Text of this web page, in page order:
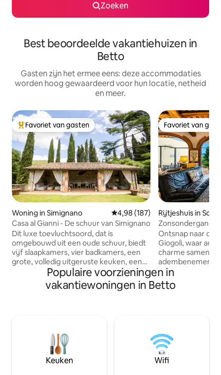
Zoeken
Best beoordeelde vakantiehuizen in
Betto
Gasten zijn het ermee eens: deze accommodaties
worden hoog gewaardeerd voor hun locatie, netheid
en meer.
Topfavoriet van gasten
Favoriet van gasten
Woning in Simignano Gemiddelde beoordeling van
4,98 (187)
Casa al Gianni - De schuur van Simignano
Dit luxe toevluchtsoord, dat is
omgebouwd uit een oude schuur, biedt
vijf slaapkamers, vier badkamers, een
grote, volledig uitgeruste keuken, een
ruime woonkamer, een grote privétuin
met parkeerplaats, een bubbelbad, een
patio met banken, een barbecue, een
Perfect voor gezinnen of groepen, met
de belofte van magische avonden onder
de sterren, inclusief ontspanning in de
hottub en diners in de buitenlucht. Een
Favoriet van
Favoriet van
Rijtjeshuis in
Zonsondergang
Florence • Giogoli
Ontsnap naar de
Giogoli, waar
charme
adembenemend
Dit elegante huis
minuten van het
platteland van de
van het
Omgeven door
de meest
regio, is het het
Populaire voorzieningen in
vakantiewoningen in Betto
Keuken Wifi